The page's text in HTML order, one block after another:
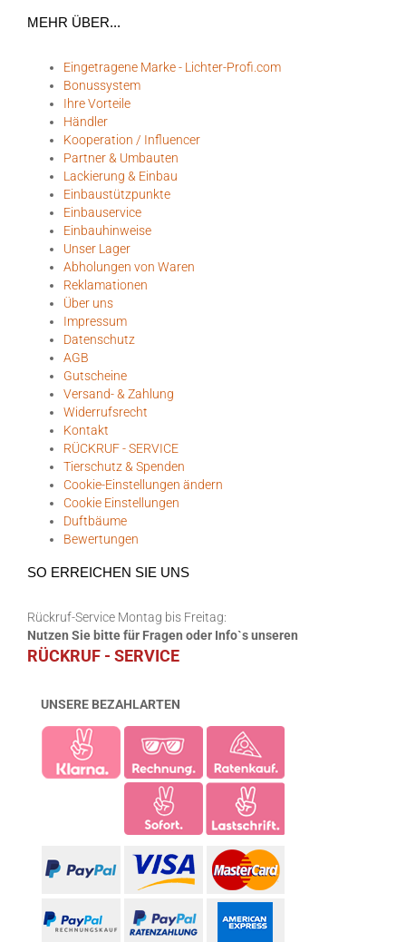
MEHR ÜBER...
Eingetragene Marke - Lichter-Profi.com
Bonussystem
Ihre Vorteile
Händler
Kooperation / Influencer
Partner & Umbauten
Lackierung & Einbau
Einbaustützpunkte
Einbauservice
Einbauhinweise
Unser Lager
Abholungen von Waren
Reklamationen
Über uns
Impressum
Datenschutz
AGB
Gutscheine
Versand- & Zahlung
Widerrufsrecht
Kontakt
RÜCKRUF - SERVICE
Tierschutz & Spenden
Cookie-Einstellungen ändern
Cookie Einstellungen
Duftbäume
Bewertungen
SO ERREICHEN SIE UNS
Rückruf-Service Montag bis Freitag:
Nutzen Sie bitte für Fragen oder Info`s unseren
RÜCKRUF - SERVICE
UNSERE BEZAHLARTEN